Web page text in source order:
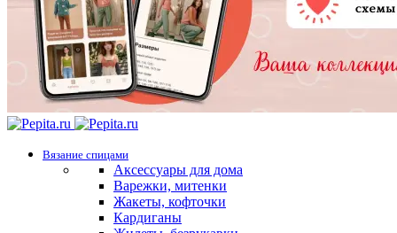
Вязание спицами
Аксессуары для дома
Варежки, митенки
Жакеты, кофточки
Кардиганы